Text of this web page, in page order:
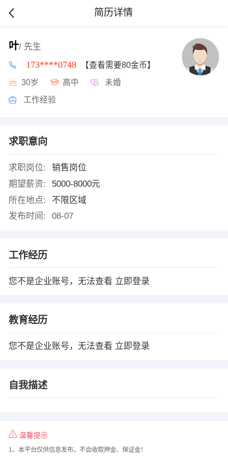
简历详情
叶/ 先生
173****0748 【查看需要80金币】
30岁 高中 未婚
工作经验
求职意向
求职岗位:
销售岗位
期望薪资:
5000-8000元
所在地点:
不限区域
发布时间:
08-07
工作经历
您不是企业账号，无法查看 立即登录
教育经历
您不是企业账号，无法查看 立即登录
自我描述
温馨提示
1、本平台仅供信息发布，不会收取押金、保证金！